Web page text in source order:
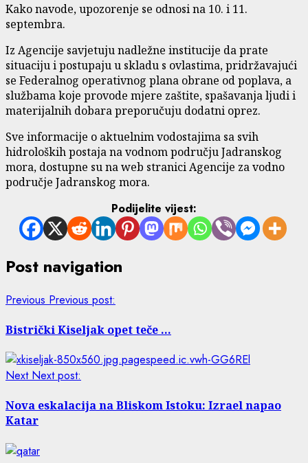
Kako navode, upozorenje se odnosi na 10. i 11.
septembra.
Iz Agencije savjetuju nadležne institucije da prate
situaciju i postupaju u skladu s ovlastima, pridržavajući
se Federalnog operativnog plana obrane od poplava, a
službama koje provode mjere zaštite, spašavanja ljudi i
materijalnih dobara preporučuju dodatni oprez.
Sve informacije o aktuelnim vodostajima sa svih
hidroloških postaja na vodnom području Jadranskog
mora, dostupne su na web stranici Agencije za vodno
područje Jadranskog mora.
Podijelite vijest:
Post navigation
Previous Previous post:
Bistrički Kiseljak opet teče …
Next Next post:
Nova eskalacija na Bliskom Istoku: Izrael napao
Katar